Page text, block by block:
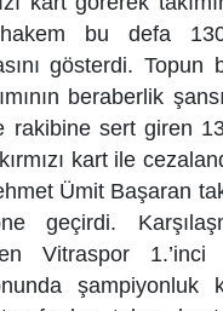
bu defa
gösterdi. Topun
beraberlik
rakibine sert giren
kart ile
Ümit Başaran
geçirdi.
Vitraspor
şampiyonluk